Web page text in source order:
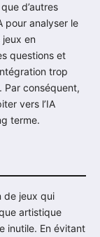
d’autres
pour analyser le
en
questions et
trop
Par conséquent,
vers l’IA
terme.
de jeux qui
artistique
inutile. En évitant